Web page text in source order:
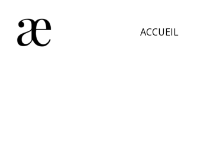
contenu
ACCUEIL